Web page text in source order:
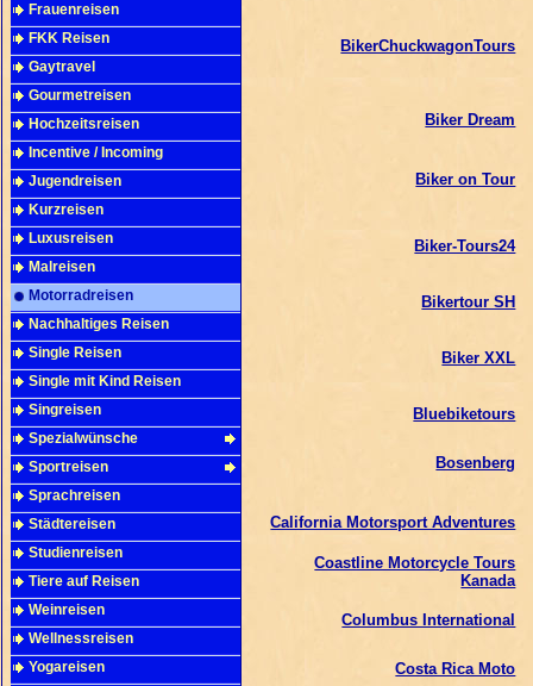
Frauenreisen
FKK Reisen
Gaytravel
Gourmetreisen
Hochzeitsreisen
Incentive / Incoming
Jugendreisen
Kurzreisen
Luxusreisen
Malreisen
Motorradreisen
Nachhaltiges Reisen
Single Reisen
Single mit Kind Reisen
Singreisen
Spezialwünsche
Sportreisen
Sprachreisen
Städtereisen
Studienreisen
Tiere auf Reisen
Weinreisen
Wellnessreisen
Yogareisen
BikerChuckwagonTours
Biker Dream
Biker on Tour
Biker-Tours24
Bikertour SH
Biker XXL
Bluebiketours
Bosenberg
California Motorsport Adventures
Coastline Motorcycle Tours
Kanada
Columbus International
Costa Rica Moto